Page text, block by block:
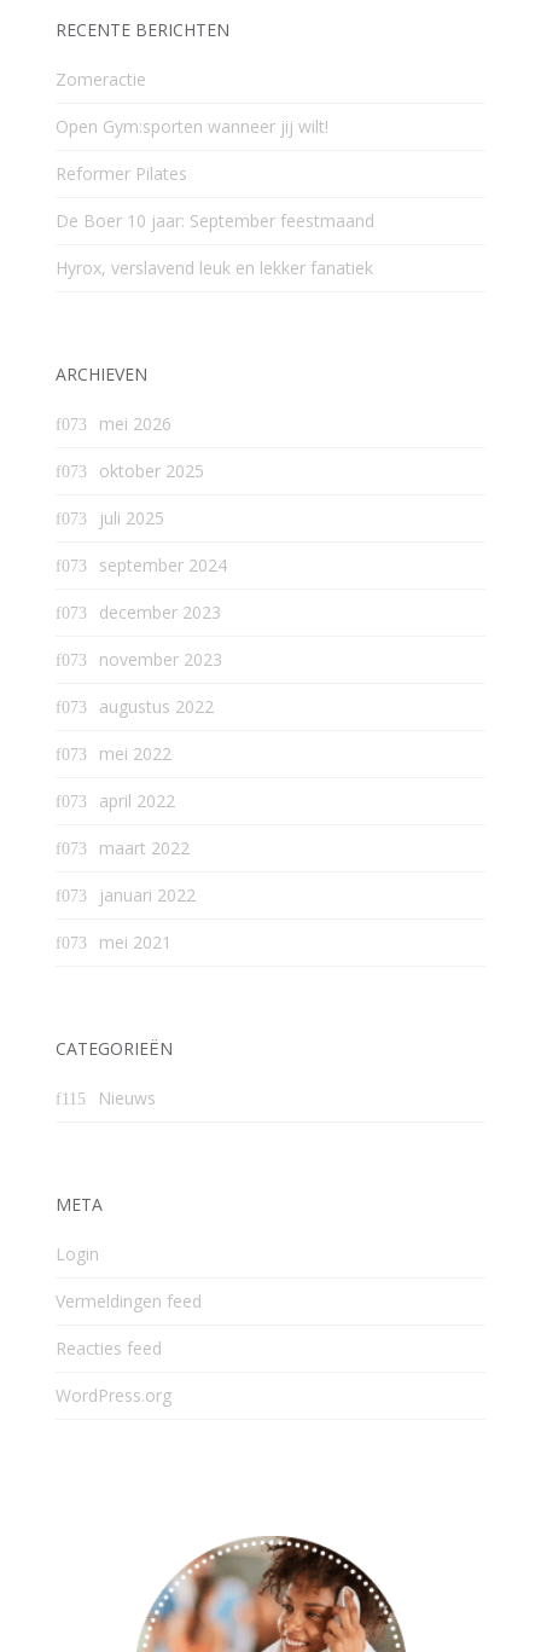
RECENTE BERICHTEN
Zomeractie
Open Gym:sporten wanneer jij wilt!
Reformer Pilates
De Boer 10 jaar: September feestmaand
Hyrox, verslavend leuk en lekker fanatiek
ARCHIEVEN
mei 2026
oktober 2025
juli 2025
september 2024
december 2023
november 2023
augustus 2022
mei 2022
april 2022
maart 2022
januari 2022
mei 2021
CATEGORIEËN
Nieuws
META
Login
Vermeldingen feed
Reacties feed
WordPress.org